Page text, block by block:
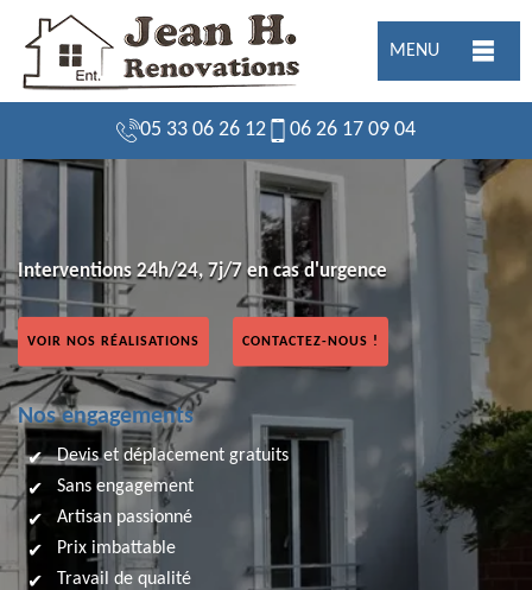
MENU
05 33 06 26 12 06 26 17 09 04
Interventions 24h/24, 7j/7 en cas d'urgence
VOIR NOS RÉALISATIONS CONTACTEZ-NOUS !
Nos engagements
Devis et déplacement gratuits
Sans engagement
Artisan passionné
Prix imbattable
Travail de qualité